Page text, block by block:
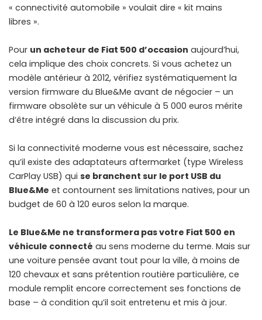
« connectivité automobile » voulait dire « kit mains
libres ».
Pour un acheteur de Fiat 500 d’occasion aujourd’hui,
cela implique des choix concrets. Si vous achetez un
modèle antérieur à 2012, vérifiez systématiquement la
version firmware du Blue&Me avant de négocier – un
firmware obsolète sur un véhicule à 5 000 euros mérite
d’être intégré dans la discussion du prix.
Si la connectivité moderne vous est nécessaire, sachez
qu’il existe des adaptateurs aftermarket (type Wireless
CarPlay USB) qui se branchent sur le port USB du
Blue&Me et contournent ses limitations natives, pour un
budget de 60 à 120 euros selon la marque.
Le Blue&Me ne transformera pas votre Fiat 500 en
véhicule connecté au sens moderne du terme. Mais sur
une voiture pensée avant tout pour la ville, à moins de
120 chevaux et sans prétention routière particulière, ce
module remplit encore correctement ses fonctions de
base – à condition qu’il soit entretenu et mis à jour.